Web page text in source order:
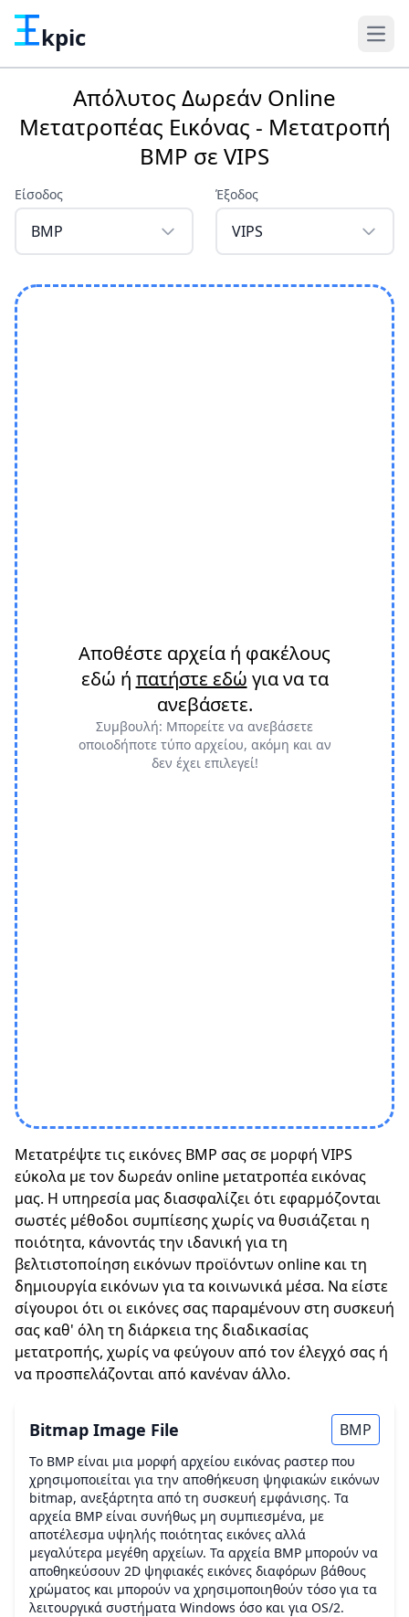
kpic
Απόλυτος Δωρεάν Online
Μετατροπέας Εικόνας - Μετατροπή
BMP σε VIPS
Είσοδος
BMP
Έξοδος
VIPS
Αποθέστε αρχεία ή φακέλους
εδώ ή πατήστε εδώ για να τα
ανεβάσετε.
Συμβουλή: Μπορείτε να ανεβάσετε
οποιοδήποτε τύπο αρχείου, ακόμη και αν
δεν έχει επιλεγεί!
Μετατρέψτε τις εικόνες BMP σας σε μορφή VIPS
εύκολα με τον δωρεάν online μετατροπέα εικόνας
μας. Η υπηρεσία μας διασφαλίζει ότι εφαρμόζονται
σωστές μέθοδοι συμπίεσης χωρίς να θυσιάζεται η
ποιότητα, κάνοντάς την ιδανική για τη
βελτιστοποίηση εικόνων προϊόντων online και τη
δημιουργία εικόνων για τα κοινωνικά μέσα. Να είστε
σίγουροι ότι οι εικόνες σας παραμένουν στη συσκευή
σας καθ' όλη τη διάρκεια της διαδικασίας
μετατροπής, χωρίς να φεύγουν από τον έλεγχό σας ή
να προσπελάζονται από κανέναν άλλο.
Bitmap Image File BMP
Το BMP είναι μια μορφή αρχείου εικόνας ραστερ που
χρησιμοποιείται για την αποθήκευση ψηφιακών εικόνων
bitmap, ανεξάρτητα από τη συσκευή εμφάνισης. Τα
αρχεία BMP είναι συνήθως μη συμπιεσμένα, με
αποτέλεσμα υψηλής ποιότητας εικόνες αλλά
μεγαλύτερα μεγέθη αρχείων. Τα αρχεία BMP μπορούν να
αποθηκεύσουν 2D ψηφιακές εικόνες διαφόρων βάθους
χρώματος και μπορούν να χρησιμοποιηθούν τόσο για τα
λειτουργικά συστήματα Windows όσο και για OS/2.